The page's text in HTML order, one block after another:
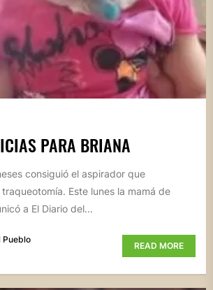
PARA BRIANA
consiguió el aspirador que
Este lunes la mamá de
a El Diario del...
Pueblo
READ MORE